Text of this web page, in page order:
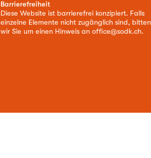
Barrierefreiheit
Diese Website ist barrierefrei konzipiert. Falls
einzelne Elemente nicht zugänglich sind, bitten
wir Sie um einen Hinweis anoffice@sodk.ch.